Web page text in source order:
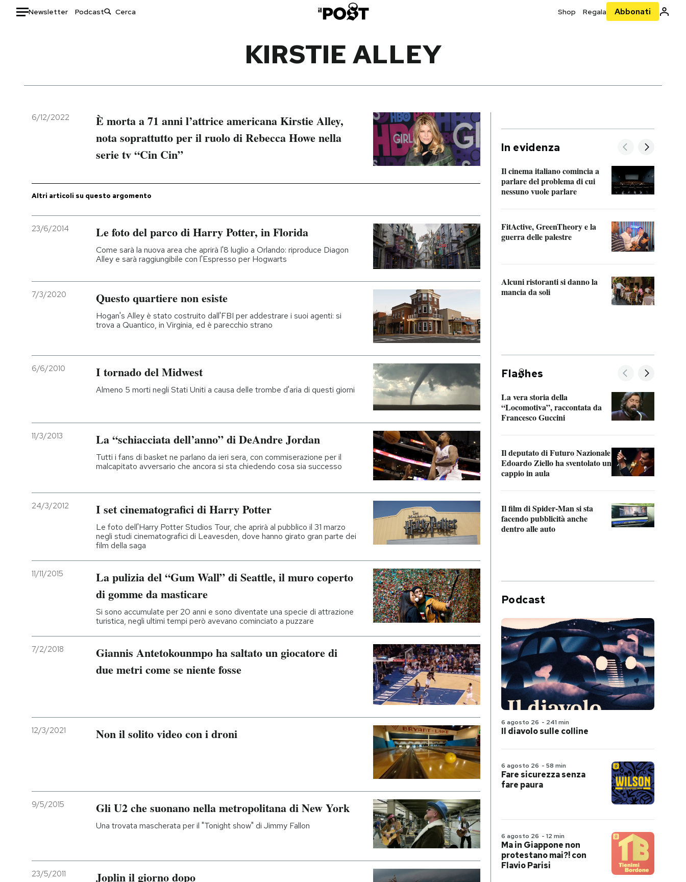
Newsletter Podcast Shop Regala Abbonati
Italia
Politica
Moda
Ok Boomer!
Media
NEWSLETTER
Entra
KIRSTIE ALLEY
6/12/2022
È morta a 71 anni l’attrice americana Kirstie Alley,
nota soprattutto per il ruolo di Rebecca Howe nella
serie tv “Cin Cin”
Altri articoli su questo argomento
23/6/2014 Le foto del parco di Harry Potter, in Florida
Come sarà la nuova area che aprirà l'8 luglio a Orlando: riproduce Diagon
Alley e sarà raggiungibile con l'Espresso per Hogwarts
7/3/2020 Questo quartiere non esiste
Hogan's Alley è stato costruito dall'FBI per addestrare i suoi agenti: si
trova a Quantico, in Virginia, ed è parecchio strano
6/6/2010 I tornado del Midwest
Almeno 5 morti negli Stati Uniti a causa delle trombe d'aria di questi giorni
11/3/2013 La “schiacciata dell’anno” di DeAndre Jordan
Tutti i fans di basket ne parlano da ieri sera, con commiserazione per il
malcapitato avversario che ancora si sta chiedendo cosa sia successo
24/3/2012 I set cinematografici di Harry Potter
Le foto dell'Harry Potter Studios Tour, che aprirà al pubblico il 31 marzo
negli studi cinematografici di Leavesden, dove hanno girato gran parte dei
film della saga
11/11/2015
La pulizia del “Gum Wall” di Seattle, il muro coperto
di gomme da masticare
Si sono accumulate per 20 anni e sono diventate una specie di attrazione
turistica, negli ultimi tempi però avevano cominciato a puzzare
7/2/2018
Giannis Antetokounmpo ha saltato un giocatore di
due metri come se niente fosse
12/3/2021 Non il solito video con i droni
9/5/2015 Gli U2 che suonano nella metropolitana di New York
Una trovata mascherata per il "Tonight show" di Jimmy Fallon
23/5/2011 Joplin il giorno dopo
In evidenza
Il cinema italiano comincia a
parlare del problema di cui
nessuno vuole parlare
FitActive, GreenTheory e la
guerra delle palestre
Alcuni ristoranti si danno la
mancia da soli
Fla hes
La vera storia della
“Locomotiva”, raccontata da
Francesco Guccini
Il deputato di Futuro Nazionale
Edoardo Ziello ha sventolato un
cappio in aula
Il film di Spider-Man si sta
facendo pubblicità anche
dentro alle auto
Podcast
6 agosto 26 - 241 min
Il diavolo sulle colline
6 agosto 26 - 58 min
Fare sicurezza senza
fare paura
6 agosto 26 - 12 min
Ma in Giappone non
protestano mai?! con
Flavio Parisi